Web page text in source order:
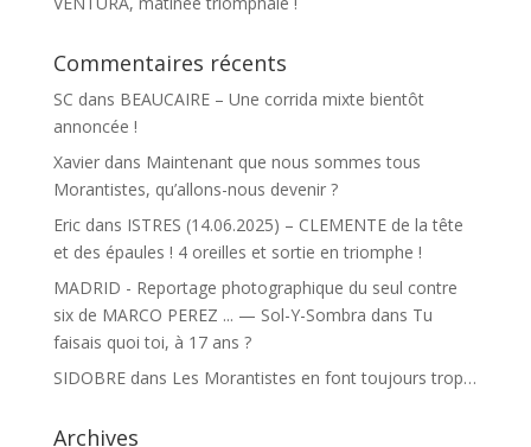
Commentaires récents
SC dans BEAUCAIRE – Une corrida mixte bientôt
annoncée !
Xavierdans Maintenant que nous sommes tous
Morantistes, qu’allons-nous devenir ?
Ericdans ISTRES (14.06.2025) – CLEMENTE de la tête
et des épaules ! 4 oreilles et sortie en triomphe !
MADRID - Reportage photographique du seul contre
six de MARCO PEREZ ... — Sol-Y-Sombra dans Tu
faisais quoi toi, à 17 ans ?
SIDOBREdans Les Morantistes en font toujours trop…
Archives